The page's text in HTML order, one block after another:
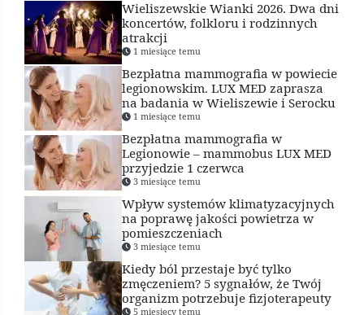
Wieliszewskie Wianki 2026. Dwa dni
koncertów, folkloru i rodzinnych
atrakcji
1 miesiące temu
Bezpłatna mammografia w powiecie
legionowskim. LUX MED zaprasza
na badania w Wieliszewie i Serocku
1 miesiące temu
Bezpłatna mammografia w
Legionowie – mammobus LUX MED
przyjedzie 1 czerwca
3 miesiące temu
Wpływ systemów klimatyzacyjnych
na poprawę jakości powietrza w
pomieszczeniach
3 miesiące temu
Kiedy ból przestaje być tylko
zmęczeniem? 5 sygnałów, że Twój
organizm potrzebuje fizjoterapeuty
5 miesięcy temu